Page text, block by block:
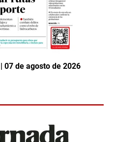
07 de agosto de 2026